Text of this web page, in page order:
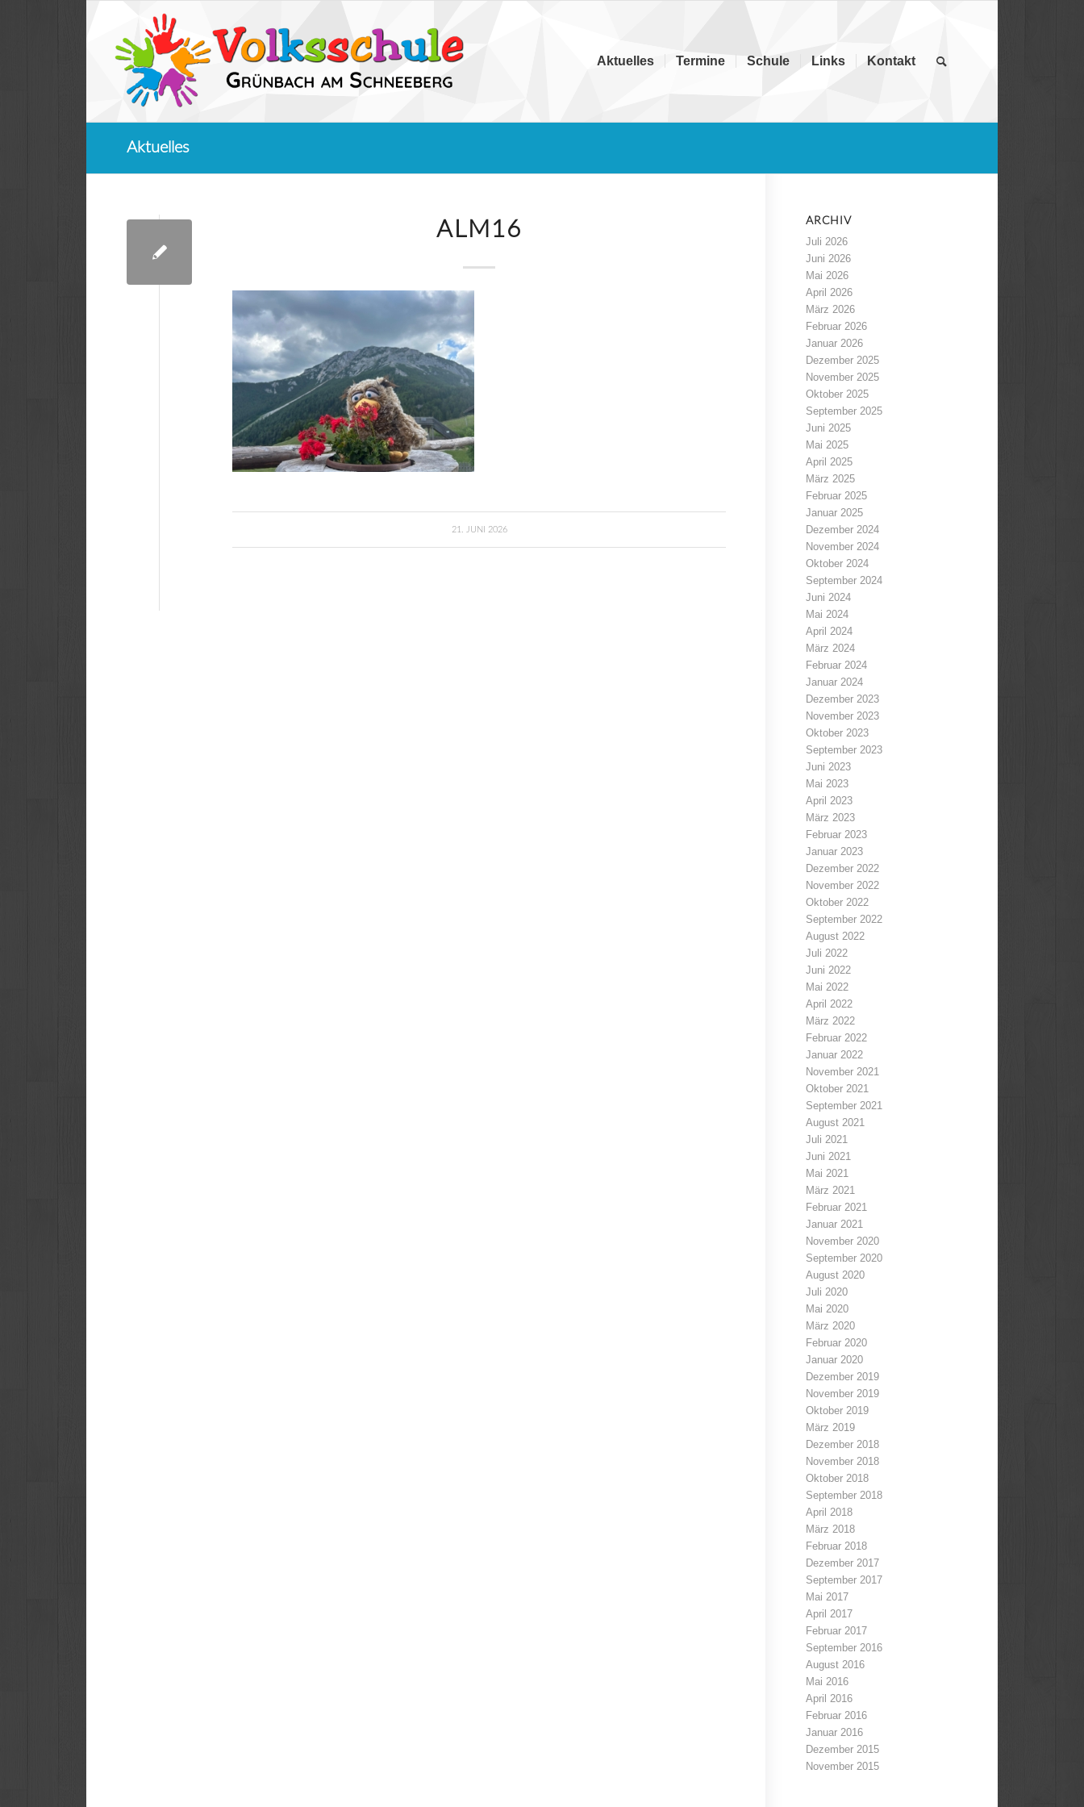
Aktuelles Termine Schule Links Kontakt
Aktuelles
ALM16
21. JUNI 2026
ARCHIV
Juli 2026
Juni 2026
Mai 2026
April 2026
März 2026
Februar 2026
Januar 2026
Dezember 2025
November 2025
Oktober 2025
September 2025
Juni 2025
Mai 2025
April 2025
März 2025
Februar 2025
Januar 2025
Dezember 2024
November 2024
Oktober 2024
September 2024
Juni 2024
Mai 2024
April 2024
März 2024
Februar 2024
Januar 2024
Dezember 2023
November 2023
Oktober 2023
September 2023
Juni 2023
Mai 2023
April 2023
März 2023
Februar 2023
Januar 2023
Dezember 2022
November 2022
Oktober 2022
September 2022
August 2022
Juli 2022
Juni 2022
Mai 2022
April 2022
März 2022
Februar 2022
Januar 2022
November 2021
Oktober 2021
September 2021
August 2021
Juli 2021
Juni 2021
Mai 2021
März 2021
Februar 2021
Januar 2021
November 2020
September 2020
August 2020
Juli 2020
Mai 2020
März 2020
Februar 2020
Januar 2020
Dezember 2019
November 2019
Oktober 2019
März 2019
Dezember 2018
November 2018
Oktober 2018
September 2018
April 2018
März 2018
Februar 2018
Dezember 2017
September 2017
Mai 2017
April 2017
Februar 2017
September 2016
August 2016
Mai 2016
April 2016
Februar 2016
Januar 2016
Dezember 2015
November 2015